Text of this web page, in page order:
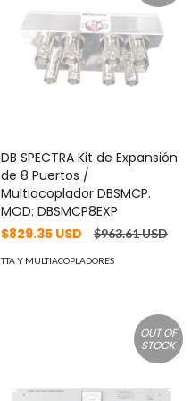
DB SPECTRA Kit de Expansión
de 8 Puertos /
Multiacoplador DBSMCP.
MOD: DBSMCP8EXP
$829.35 USD
$963.61 USD
TTA Y MULTIACOPLADORES
OUT OF
STOCK